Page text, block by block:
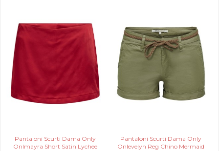
Pantaloni Scurti Dama Only
Onlmayra Short Satin Lychee
Pantaloni Scurti Dama Only
Onlevelyn Reg Chino Mermaid